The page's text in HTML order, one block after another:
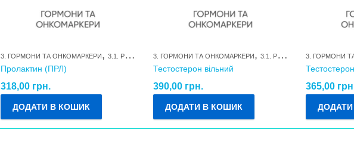
3. ГОРМОНИ ТА ОНКОМАРКЕРИ, 3.1. РЕПРОДУКТИВНІ ГОРМОНИ ТА ЇХ МЕТАБОЛІТИ
Пролактин (ПРЛ)
318,00 грн.
ДОДАТИ В КОШИК
3. ГОРМОНИ ТА ОНКОМАРКЕРИ, 3.1. РЕПРОДУКТИВНІ ГОРМОНИ ТА ЇХ МЕТАБОЛІТИ
Тестостерон вільний
390,00 грн.
ДОДАТИ В КОШИК
3. ГОРМОНИ
365,00